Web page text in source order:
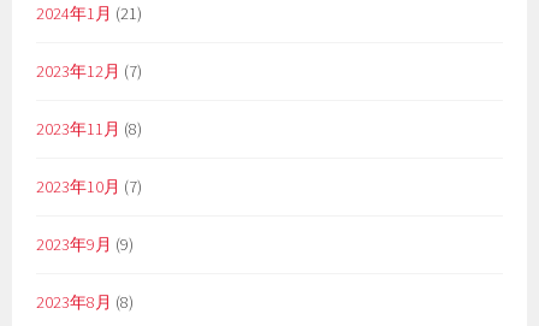
2024年1月 (21)
2023年12月 (7)
2023年11月 (8)
2023年10月 (7)
2023年9月 (9)
2023年8月 (8)